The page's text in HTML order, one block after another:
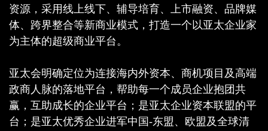
资源，采用线上线下、辅导培育、上市融资、品牌媒
体、跨界整合等新商业模式，打造一个以亚太企业家
为主体的超级商业平台。
亚太会明确定位为连接海内外资本、商机项目及高端
政商人脉的落地平台，帮助每一个成员企业抱团共
赢，互助成长的企业平台；是亚太企业资本联盟的平
台；是亚太优秀企业进军中国-东盟、欧盟及全球清